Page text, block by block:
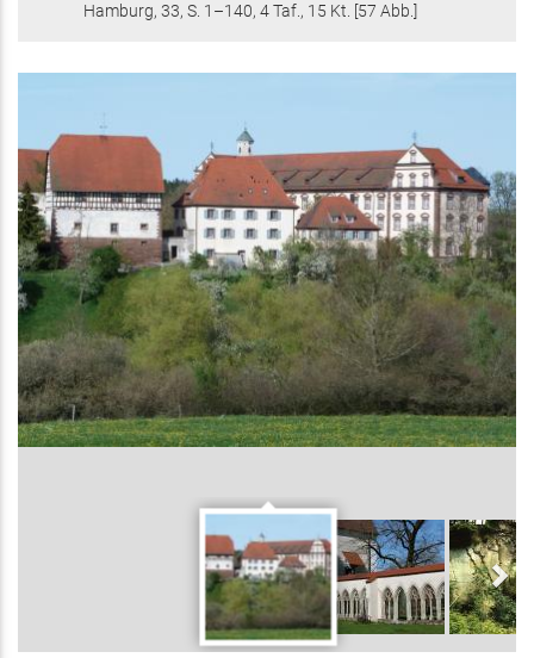
Hamburg, 33, S. 1–140, 4 Taf., 15 Kt. [57 Abb.]